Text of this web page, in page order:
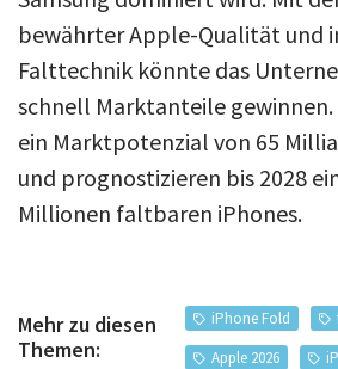
bewährter Apple-Qualität und
Falttechnik könnte das
schnell Marktanteile gewinnen.
ein Marktpotenzial von 65
und prognostizieren bis 2028
Millionen faltbaren iPhones.
Mehr zu diesen
Themen:
iPhone Fold
Apple 2026